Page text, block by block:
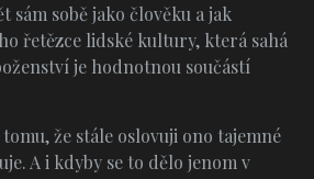
sám sobě jako člověku a jak
řetězce lidské kultury, která sahá
je hodnotnou součástí
že stále oslovuji ono tajemné
A i kdyby se to dělo jenom v